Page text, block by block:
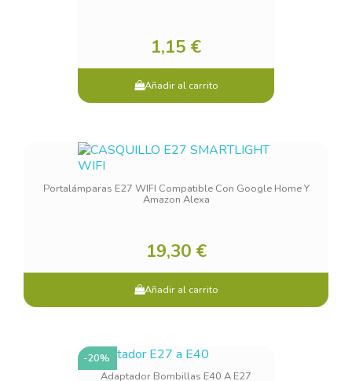
1,15 €
Añadir al carrito
Portalámparas E27 WIFI Compatible Con Google Home Y
Amazon Alexa
19,30 €
Añadir al carrito
Adaptador Bombillas E40 A E27
-20%